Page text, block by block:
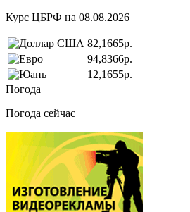
Курс ЦБРФ на 08.08.2026
82,1665р.
94,8366р.
12,1655р.
Погода
Погода сейчас